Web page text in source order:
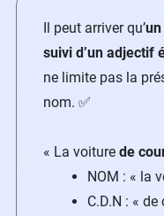
Il peut arriver qu’
suivi d’un adjectif
ne limite pas la
nom. ✅
« La voiture de
NOM : « la
C.D.N : « de